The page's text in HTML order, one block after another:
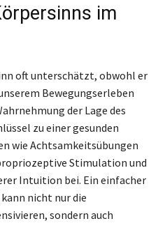
im
oft unterschätzt, obwohl er
Bewegungserleben
der Lage des
zu einer gesunden
wie Achtsamkeitsübungen
Stimulation und
Intuition bei. Ein einfacher
nicht nur die
sondern auch